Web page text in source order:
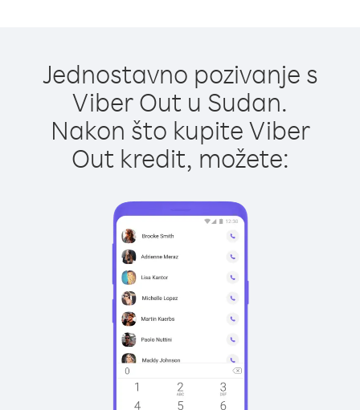
Jednostavno pozivanje s
Viber Out u Sudan.
Nakon što kupite Viber
Out kredit, možete: